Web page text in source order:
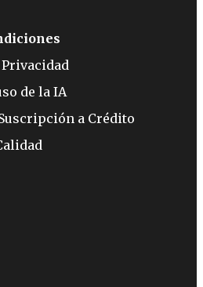
de la IA
a Crédito